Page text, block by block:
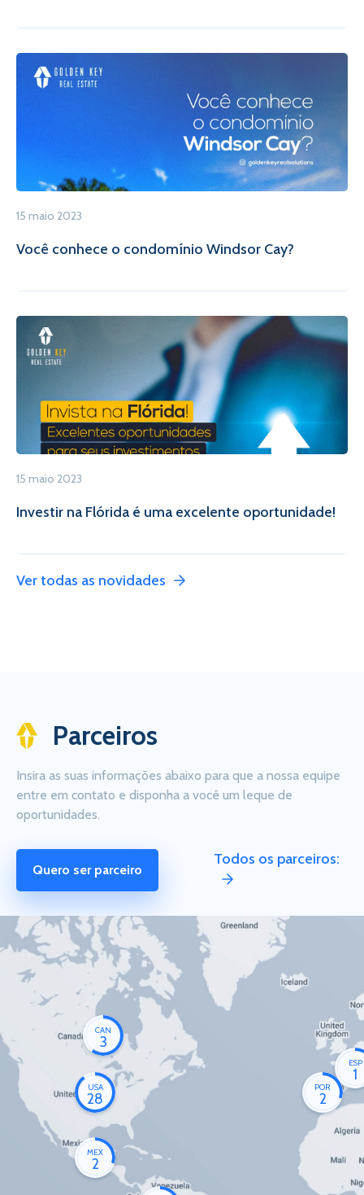
15 maio 2023
Você conhece o condomínio Windsor Cay?
15 maio 2023
Investir na Flórida é uma excelente oportunidade!
Ver todas as novidades
Parceiros
Insira as suas informações abaixo para que a nossa equipe
entre em contato e disponha a você um leque de
oportunidades.
Quero ser parceiro
Todos os parceiros:
CAN
3
USA
28
MEX
2
POR
2
ESP
1